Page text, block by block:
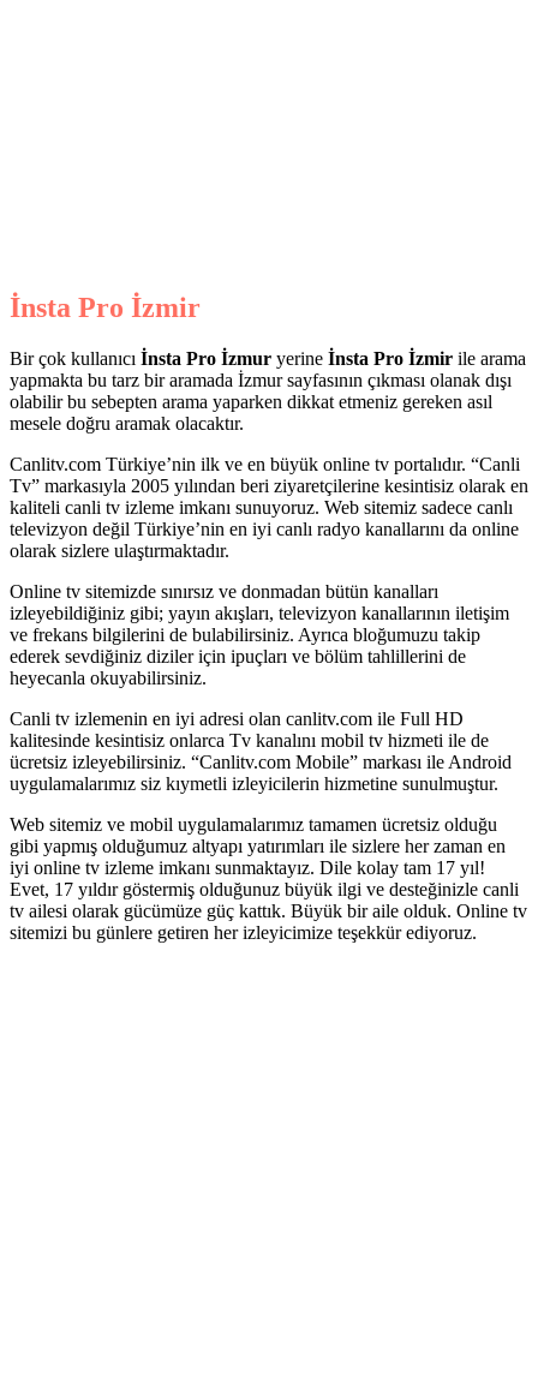
İnsta Pro İzmir
Bir çok kullanıcı İnsta Pro İzmur yerine İnsta Pro İzmir ile arama
yapmakta bu tarz bir aramada İzmur sayfasının çıkması olanak dışı
olabilir bu sebepten arama yaparken dikkat etmeniz gereken asıl
mesele doğru aramak olacaktır.
Canlitv.com Türkiye’nin ilk ve en büyük online tv portalıdır. “Canli
Tv” markasıyla 2005 yılından beri ziyaretçilerine kesintisiz olarak en
kaliteli canli tv izleme imkanı sunuyoruz. Web sitemiz sadece canlı
televizyon değil Türkiye’nin en iyi canlı radyo kanallarını da online
olarak sizlere ulaştırmaktadır.
Online tv sitemizde sınırsız ve donmadan bütün kanalları
izleyebildiğiniz gibi; yayın akışları, televizyon kanallarının iletişim
ve frekans bilgilerini de bulabilirsiniz. Ayrıca bloğumuzu takip
ederek sevdiğiniz diziler için ipuçları ve bölüm tahlillerini de
heyecanla okuyabilirsiniz.
Canli tv izlemenin en iyi adresi olan canlitv.com ile Full HD
kalitesinde kesintisiz onlarca Tv kanalını mobil tv hizmeti ile de
ücretsiz izleyebilirsiniz. “Canlitv.com Mobile” markası ile Android
uygulamalarımız siz kıymetli izleyicilerin hizmetine sunulmuştur.
Web sitemiz ve mobil uygulamalarımız tamamen ücretsiz olduğu
gibi yapmış olduğumuz altyapı yatırımları ile sizlere her zaman en
iyi online tv izleme imkanı sunmaktayız. Dile kolay tam 17 yıl!
Evet, 17 yıldır göstermiş olduğunuz büyük ilgi ve desteğinizle canli
tv ailesi olarak gücümüze güç kattık. Büyük bir aile olduk. Online tv
sitemizi bu günlere getiren her izleyicimize teşekkür ediyoruz.